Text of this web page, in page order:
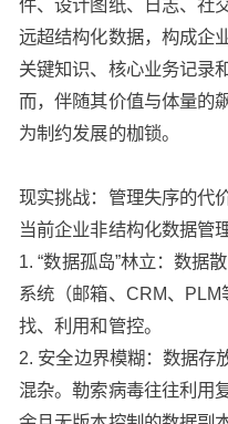
件、设计图纸、日志、
远超结构化数据，构成企
关键知识、核心业务记录
而，伴随其价值与体量的
为制约发展的枷锁。
现实挑战：管理失序的代
当前企业非结构化数据管
1. “数据孤岛”林立：数据
系统（邮箱、CRM、
找、利用和管控。
2. 安全边界模糊：数据存
混杂。勒索病毒往往利用